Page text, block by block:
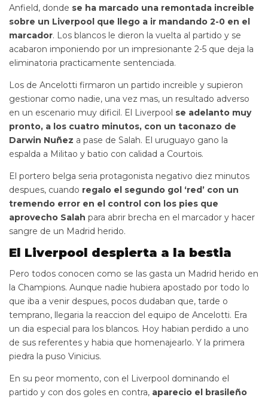
Anfield, donde se ha marcado una remontada increible
sobre un Liverpool que llego a ir mandando 2-0 en el
marcador. Los blancos le dieron la vuelta al partido y se
acabaron imponiendo por un impresionante 2-5 que deja la
eliminatoria practicamente sentenciada.
Los de Ancelotti firmaron un partido increible y supieron
gestionar como nadie, una vez mas, un resultado adverso
en un escenario muy dificil. El Liverpool se adelanto muy
pronto, a los cuatro minutos, con un taconazo de
Darwin Nuñez a pase de Salah. El uruguayo gano la
espalda a Militao y batio con calidad a Courtois.
El portero belga seria protagonista negativo diez minutos
despues, cuando regalo el segundo gol ‘red’ con un
tremendo error en el control con los pies que
aprovecho Salah para abrir brecha en el marcador y hacer
sangre de un Madrid herido.
El Liverpool despierta a la bestia
Pero todos conocen como se las gasta un Madrid herido en
la Champions. Aunque nadie hubiera apostado por todo lo
que iba a venir despues, pocos dudaban que, tarde o
temprano, llegaria la reaccion del equipo de Ancelotti. Era
un dia especial para los blancos. Hoy habian perdido a uno
de sus referentes y habia que homenajearlo. Y la primera
piedra la puso Vinicius.
En su peor momento, con el Liverpool dominando el
partido y con dos goles en contra, aparecio el brasileño